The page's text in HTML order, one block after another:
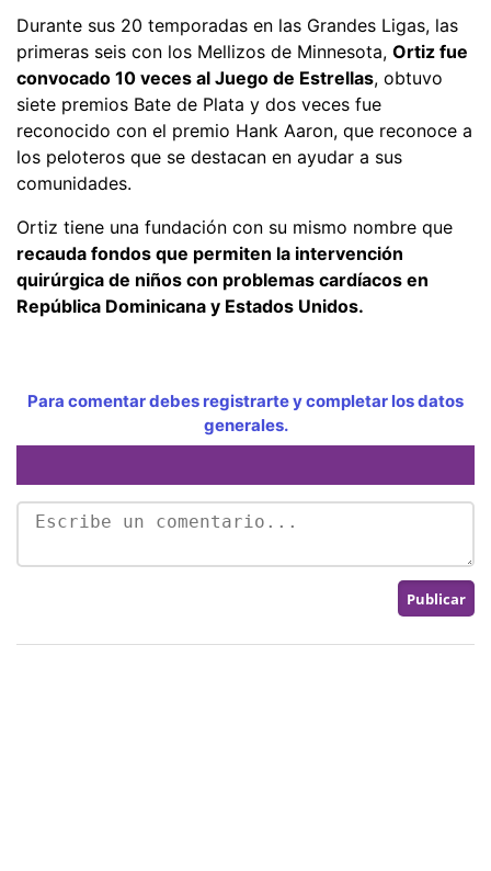
Durante sus 20 temporadas en las Grandes Ligas, las
primeras seis con los Mellizos de Minnesota, Ortiz fue
convocado 10 veces al Juego de Estrellas, obtuvo
siete premios Bate de Plata y dos veces fue
reconocido con el premio Hank Aaron, que reconoce a
los peloteros que se destacan en ayudar a sus
comunidades.
Ortiz tiene una fundación con su mismo nombre que
recauda fondos que permiten la intervención
quirúrgica de niños con problemas cardíacos en
República Dominicana y Estados Unidos.
Para comentar debes registrarte y completar los datos
generales.